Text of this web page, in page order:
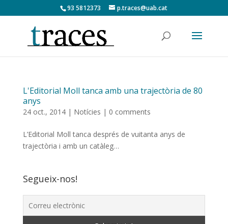
93 5812373 p.traces@uab.cat
L'Editorial Moll tanca amb una trajectòria de 80
anys
24 oct., 2014| Notícies | 0 comments
L’Editorial Moll tanca després de vuitanta anys de
trajectòria i amb un catàleg…
Segueix-nos!